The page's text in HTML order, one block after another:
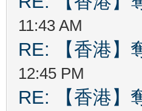
11:43 AM
RE: 【香港】
12:45 PM
RE: 【香港】